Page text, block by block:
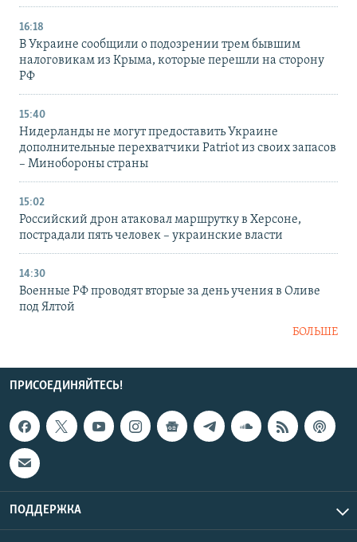
16:18
В Украине сообщили о подозрении трем бывшим
налоговикам из Крыма, которые перешли на сторону
РФ
15:40
Нидерланды не могут предоставить Украине
дополнительные перехватчики Patriot из своих запасов
– Минобороны страны
15:02
Российский дрон атаковал маршрутку в Херсоне,
пострадали пять человек – украинские власти
14:30
Военные РФ проводят вторые за день учения в Оливе
под Ялтой
БОЛЬШЕ
ПРИСОЕДИНЯЙТЕСЬ!
ПОДДЕРЖКА